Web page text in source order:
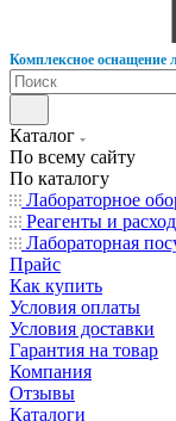
Комплексное оснащение
Каталог
По всему сайту
По каталогу
Лабораторное
Реагенты и
Лабораторная
Прайс
Как купить
Условия оплаты
Условия доставки
Гарантия на товар
Компания
Отзывы
Каталоги